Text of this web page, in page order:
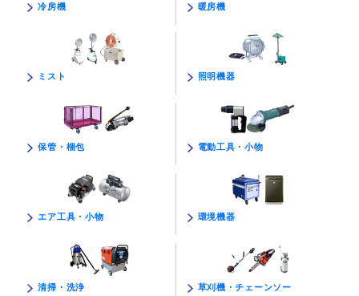
冷房機 暖房機
ミスト 照明機器
保管・梱包 電動工具・小物
エア工具・小物 環境機器
清掃・洗浄 草刈機・チェーンソー